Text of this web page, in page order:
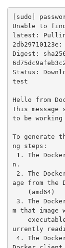
[sudo]
Unable to
latest:
Digest:
Status:
test
Hello from
This
to be
To generate
ng steps:
n.
age from the
m that image
urrently